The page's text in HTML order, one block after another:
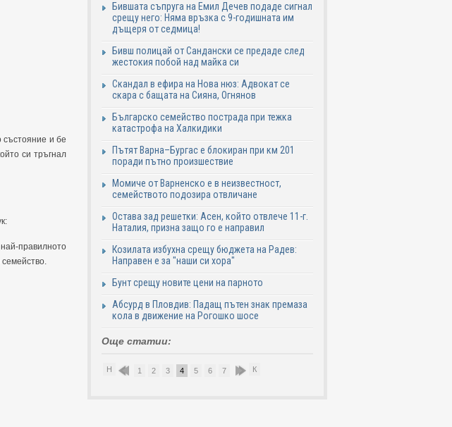
състояние и бе
си тръгнал
правилното
Бившата съпруга на Емил Дечев подаде сигнал
срещу него: Няма връзка с 9-годишната им
дъщеря от седмица!
Бивш полицай от Сандански се предаде след
жестокия побой над майка си
Скандал в ефира на Нова нюз: Адвокат се
скара с бащата на Сияна, Огнянов
Българско семейство пострада при тежка
катастрофа на Халкидики
Пътят Варна–Бургас е блокиран при км 201
поради пътно произшествие
Момиче от Варненско е в неизвестност,
семейството подозира отвличане
Остава зад решетки: Асен, който отвлече 11-г.
Наталия, призна защо го е направил
Козилата избухна срещу бюджета на Радев:
Направен е за "наши си хора"
Бунт срещу новите цени на парното
Абсурд в Пловдив: Падащ пътен знак премаза
кола в движение на Рогошко шосе
Още статии:
Н 1 2 3 4 5 6 7 8 9К